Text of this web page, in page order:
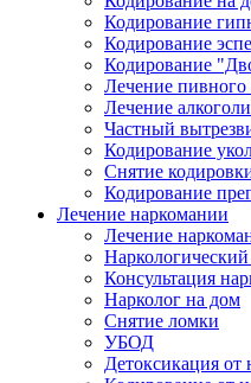
Кодирование
Кодирование
Кодирование
Лечение пивного
Лечение
Частный
Кодирование
Снятие
Кодирование
Лечение наркомании
Лечение
Консультация
Нарколог на дом
Снятие ломки
УБОД
Детоксикация от